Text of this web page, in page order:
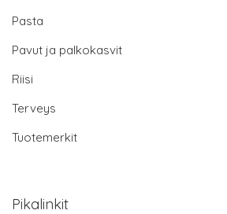
Pasta
Pavut ja palkokasvit
Riisi
Terveys
Tuotemerkit
Pikalinkit